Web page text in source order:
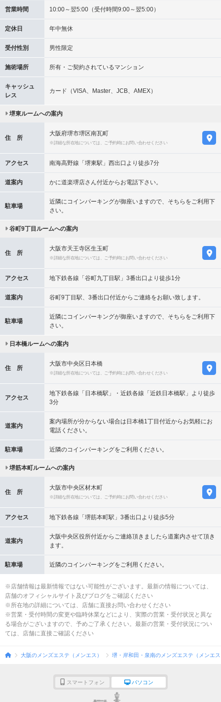
営業時間 10:00～翌5:00（受付時間9:00～翌5:00）
定休日 年中無休
受付性別 男性限定
施術場所 所有・ご契約されているマンション
キャッシュ
レス
カード（VISA、Master、JCB、AMEX）
堺東ルームへの案内
住 所
大阪府堺市堺区南瓦町
※詳細な所在地については、ご予約時にお問い合わせください
アクセス 南海高野線「堺東駅」西出口より徒歩7分
道案内 かに道楽堺店さん付近からお電話下さい。
駐車場
近隣にコインパーキングが御座いますので、そちらをご利用下
さい。
谷町9丁目ルームへの案内
住 所
大阪市天王寺区生玉町
※詳細な所在地については、ご予約時にお問い合わせください
アクセス 地下鉄各線「谷町九丁目駅」3番出口より徒歩1分
道案内 谷町9丁目駅、3番出口付近からご連絡をお願い致します。
駐車場
近隣にコインパーキングが御座いますので、そちらをご利用下
さい。
日本橋ルームへの案内
住 所
大阪市中央区日本橋
※詳細な所在地については、ご予約時にお問い合わせください
アクセス
地下鉄各線「日本橋駅」・近鉄各線「近鉄日本橋駅」より徒歩
3分
道案内
案内場所が分からない場合は日本橋1丁目付近からお気軽にお
電話ください。
駐車場 近隣のコインパーキングをご利用ください。
堺筋本町ルームへの案内
住 所
大阪市中央区材木町
※詳細な所在地については、ご予約時にお問い合わせください
アクセス 地下鉄各線「堺筋本町駅」3番出口より徒歩5分
道案内
大阪中央区役所付近からご連絡頂きましたら道案内させて頂き
ます。
駐車場 近隣のコインパーキングをご利用ください。
※店舗情報は最新情報ではない可能性がございます。最新の情報については、
店舗のオフィシャルサイト及びブログをご確認ください
※所在地の詳細については、店舗に直接お問い合わせください
※営業・受付時間の変更や臨時休業などにより、実際の営業・受付状況と異な
る場合がございますので、予めご了承ください。最新の営業・受付状況につい
ては、店舗に直接ご確認ください
大阪のメンズエステ（メンエス） 堺・岸和田・泉南のメンズエステ（メンエ
スマートフォン パソコン